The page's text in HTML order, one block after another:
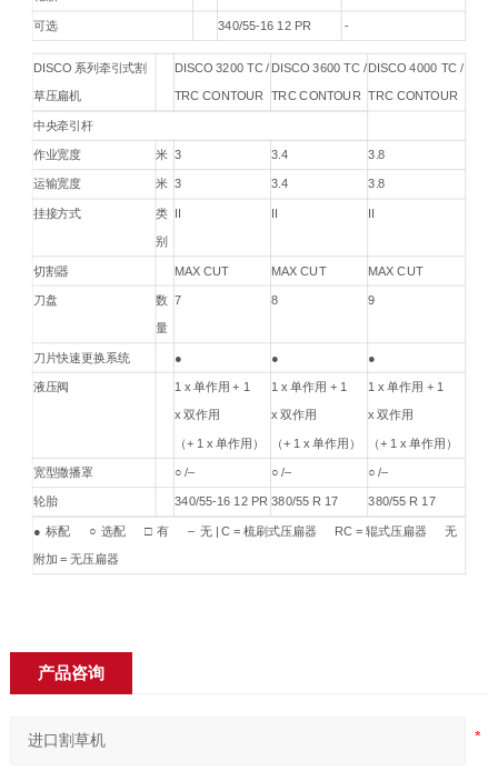
可选 340/55-16 12 PR -
DISCO 系列牵引式割
草压扁机
DISCO 3200 TC /
TRC CONTOUR
DISCO 3600 TC /
TRC CONTOUR
DISCO 4000 TC /
TRC CONTOUR
中央牵引杆
作业宽度 米 3 3.4 3.8
运输宽度 米 3 3.4 3.8
挂接方式
类
别
II II II
切割器 MAX CUT MAX CUT MAX CUT
刀盘
数
量
7 8 9
刀片快速更换系统 ● ● ●
液压阀
1 x 单作用 + 1
x 双作用
（+ 1 x 单作用）
1 x 单作用 + 1
x 双作用
（+ 1 x 单作用）
1 x 单作用 + 1
x 双作用
（+ 1 x 单作用）
宽型撒播罩 ○ /– ○ /– ○ /–
轮胎 340/55-16 12 PR 380/55 R 17 380/55 R 17
● 标配 ○ 选配 □ 有 – 无 | C = 梳刷式压扁器 RC = 辊式压扁器 无
附加 = 无压扁器
产品咨询